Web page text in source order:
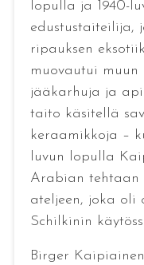
lopulla ja 1940-
edustustaiteilija,
ripauksen
muovautui
jääkarhuja ja
taito käsitellä
keraamikkoja –
luvun lopulla
Arabian tehtaan
ateljeen, joka oli
Schilkinin
Birger